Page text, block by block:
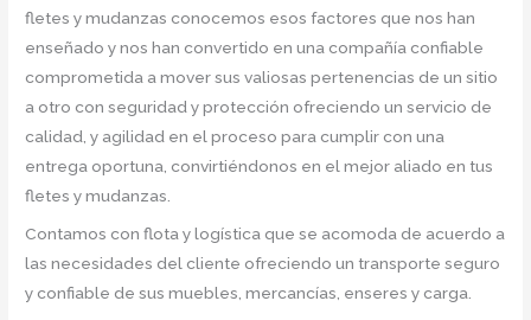
fletes y mudanzas conocemos esos factores que nos han
enseñado y nos han convertido en una compañía confiable
comprometida a mover sus valiosas pertenencias de un sitio
a otro con seguridad y protección ofreciendo un servicio de
calidad, y agilidad en el proceso para cumplir con una
entrega oportuna, convirtiéndonos en el mejor aliado en tus
fletes y mudanzas.
Contamos con flota y logística que se acomoda de acuerdo a
las necesidades del cliente ofreciendo un transporte seguro
y confiable de sus muebles, mercancías, enseres y carga.